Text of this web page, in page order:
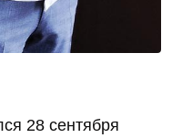
28 сентября